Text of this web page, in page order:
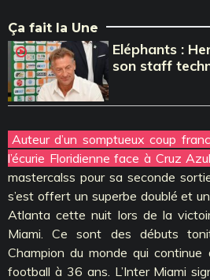
Ça fait la Une
Eléphants :
son staff
Auteur d’un somptueux coup
l’écurie Floridienne face à Cruz Azul
mastercalss pour sa seconde
s’est offert un superbe doublé et
Atlanta cette nuit lors de la
Miami. Ce sont des débuts
Champion du monde qui
football à 36 ans. L’Inter Miami